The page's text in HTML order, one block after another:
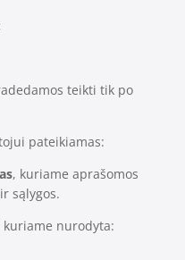
teikti tik po
pateikiamas:
, kuriame aprašomos
sąlygos.
kuriame nurodyta: